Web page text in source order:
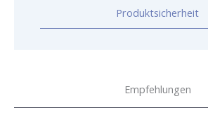
Produktsicherheit
Empfehlungen